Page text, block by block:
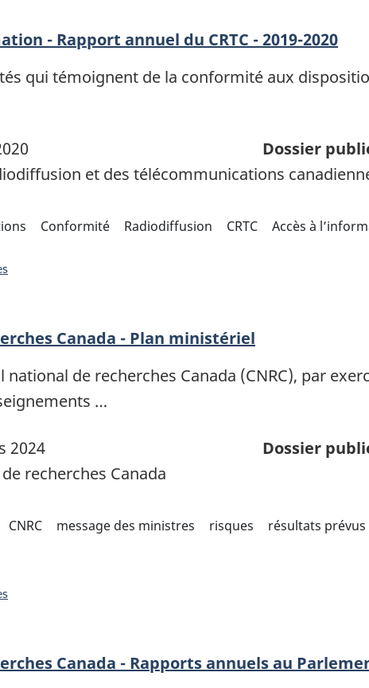
- Rapport annuel du CRTC - 2019-2020
qui témoignent de la conformité aux
Dossier
et des télécommunications
Conformité Radiodiffusion CRTC Accès à
Canada - Plan ministériel
de recherches Canada (CNRC), par
…
2024 Dossier
recherches Canada
CNRC message des ministres risques résultats prévus
Canada - Rapports annuels au